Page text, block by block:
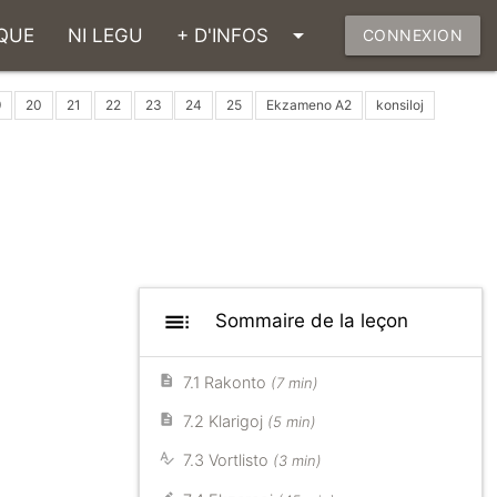
CONNEXION
NI LEGU + D'INFOS arrow_drop_down
20 21 22 23 24 25 Ekzameno A2 konsiloj
toc Sommaire de la leçon
7.1 Rakonto (7 min)
7.2 Klarigoj (5 min)
7.3 Vortlisto (3 min)